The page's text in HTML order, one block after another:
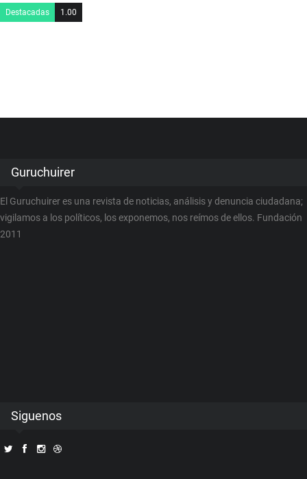
Destacadas 1.00
Guruchuirer
El Guruchuirer es una revista de noticias, análisis y denuncia ciudadana;
vigilamos a los políticos, los exponemos, nos reímos de ellos. Fundación
2011
Siguenos